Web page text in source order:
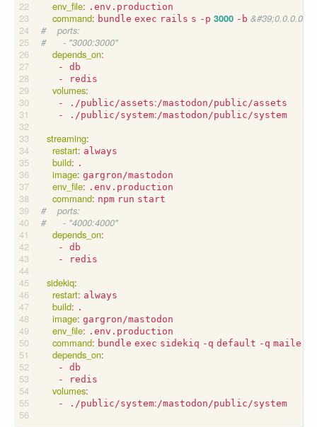
env_file: .env.production
command: bundle exec rails s -p 3000 -b
#    ports:
#      - "3000:3000"
depends_on:
- db
- redis
volumes:
- ./public/assets: /mastodon/public/assets
- ./public/system: /mastodon/public/system
streaming:
restart: always
build: .
image: gargron/mastodon
env_file: .env.production
command: npm run start
#    ports:
#      - "4000:4000"
depends_on:
- db
- redis
sidekiq:
restart: always
build: .
image: gargron/mastodon
env_file: .env.production
command: bundle exec sidekiq -q default -q mailers
depends_on:
- db
- redis
volumes:
- ./public/system: /mastodon/public/system